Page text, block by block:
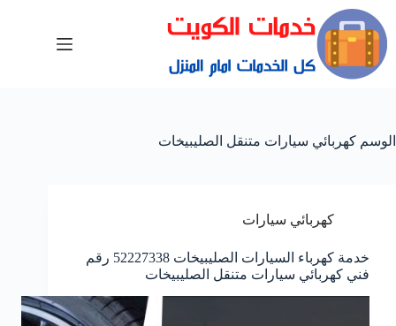
الوسم كهربائي سيارات متنقل الصليبيخات
كهربائي سيارات
خدمة كهرباء السيارات الصليبيخات 52227338 رقم
فني كهربائي سيارات متنقل الصليبيخات